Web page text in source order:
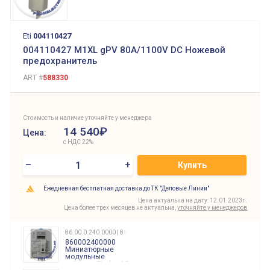
Eti 004110427
004110427 M1XL gPV 80A/1100V DC Ножевой
предохранитель
ART #588330
Стоимость и наличие уточняйте у менеджера
Цена: 14 540₽
с НДС 22%
– + Купить
Ежедневная бесплатная доставка до ТК "Деловые Линии"
Цена актуальна на дату: 12.01.2023г.
Цена более трех месяцев не актуальна, уточняйте у менеджеров
86.00.0.240.0000 | 860002400000
860002400000
Миниатюрные
модульные
таймеры Finder, 12-